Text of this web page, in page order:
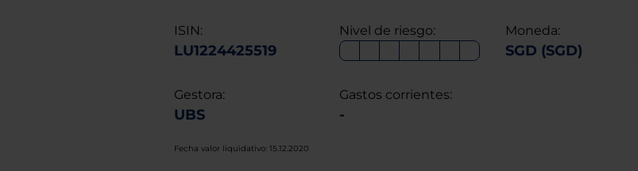
ISIN:
LU1224425519
Nivel de riesgo: Moneda:
SGD (SGD)
Gestora:
UBS
Gastos corrientes:
-
Fecha valor liquidativo: 15.12.2020